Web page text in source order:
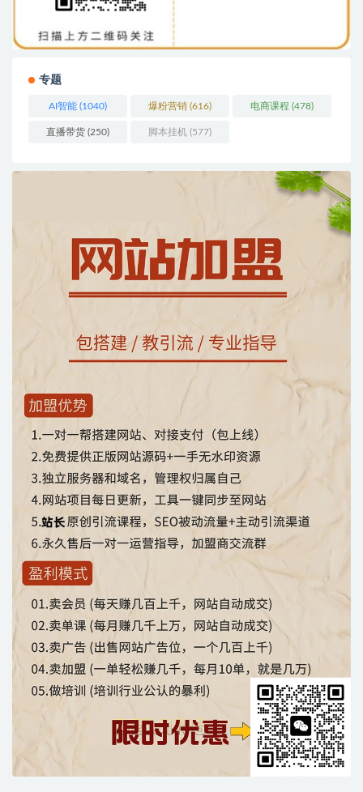
专题
AI智能 (1040) 爆粉营销 (616) 电商课程 (478)
直播带货 (250) 脚本挂机 (577)